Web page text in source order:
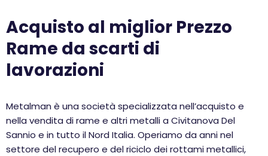
Acquisto al miglior Prezzo
Rame da scarti di
lavorazioni
Metalman è una società specializzata nell’acquisto e
nella vendita di rame e altri metalli a Civitanova Del
Sannio e in tutto il Nord Italia. Operiamo da anni nel
settore del recupero e del riciclo dei rottami metallici,